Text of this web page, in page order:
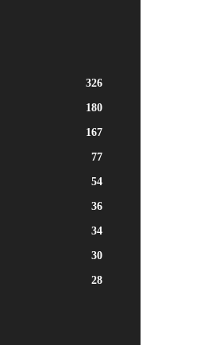
326
180
167
77
54
36
34
30
28